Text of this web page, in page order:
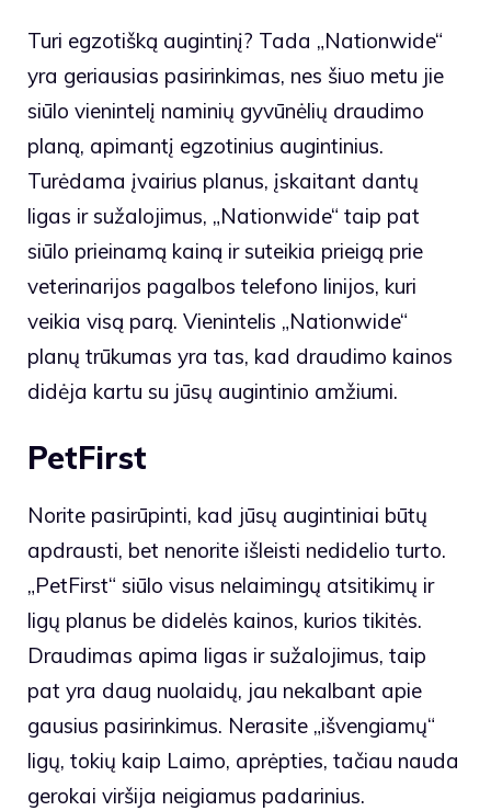
Turi egzotišką augintinį? Tada „Nationwide“
yra geriausias pasirinkimas, nes šiuo metu jie
siūlo vienintelį naminių gyvūnėlių draudimo
planą, apimantį egzotinius augintinius.
Turėdama įvairius planus, įskaitant dantų
ligas ir sužalojimus, „Nationwide“ taip pat
siūlo prieinamą kainą ir suteikia prieigą prie
veterinarijos pagalbos telefono linijos, kuri
veikia visą parą. Vienintelis „Nationwide“
planų trūkumas yra tas, kad draudimo kainos
didėja kartu su jūsų augintinio amžiumi.
PetFirst
Norite pasirūpinti, kad jūsų augintiniai būtų
apdrausti, bet nenorite išleisti nedidelio turto.
„PetFirst“ siūlo visus nelaimingų atsitikimų ir
ligų planus be didelės kainos, kurios tikitės.
Draudimas apima ligas ir sužalojimus, taip
pat yra daug nuolaidų, jau nekalbant apie
gausius pasirinkimus. Nerasite „išvengiamų“
ligų, tokių kaip Laimo, aprėpties, tačiau nauda
gerokai viršija neigiamus padarinius.